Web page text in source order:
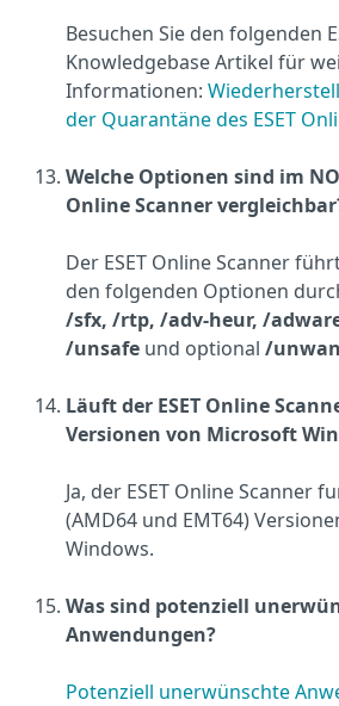
Besuchen Sie den folgenden
Knowledgebase Artikel für
Informationen:
der Quarantäne des ESET
Welche Optionen sind im
Online Scanner
Der ESET Online Scanner
den folgenden Optionen
/sfx, /rtp, /adv-heur, /
/unsafe und optional /
Läuft der ESET Online
Versionen von Microsoft
Ja, der ESET Online Scanner
(AMD64 und EMT64)
Windows.
Was sind potenziell
Anwendungen?
Potenziell unerwünschte